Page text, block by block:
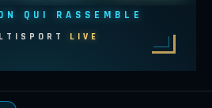
QUI RASSEMBLE
LIVE